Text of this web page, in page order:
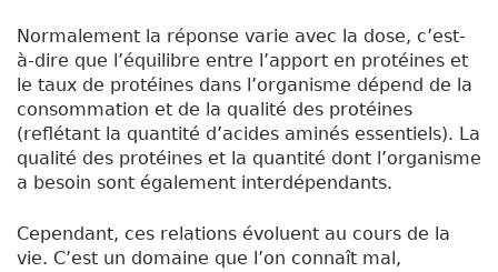
Normalement la réponse varie avec la dose, c’est-
à-dire que l’équilibre entre l’apport en protéines et
le taux de protéines dans l’organisme dépend de la
consommation et de la qualité des protéines
(reflétant la quantité d’acides aminés essentiels). La
qualité des protéines et la quantité dont l’organisme
a besoin sont également interdépendants.
Cependant, ces relations évoluent au cours de la
vie. C’est un domaine que l’on connaît mal,